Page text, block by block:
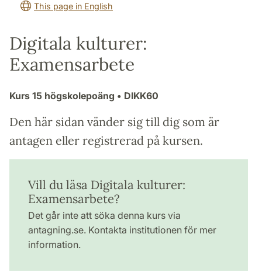
This page in English
Digitala kulturer:
Examensarbete
Kurs 15 högskolepoäng • DIKK60
Den här sidan vänder sig till dig som är
antagen eller registrerad på kursen.
Vill du läsa Digitala kulturer:
Examensarbete?
Det går inte att söka denna kurs via
antagning.se. Kontakta institutionen för mer
information.